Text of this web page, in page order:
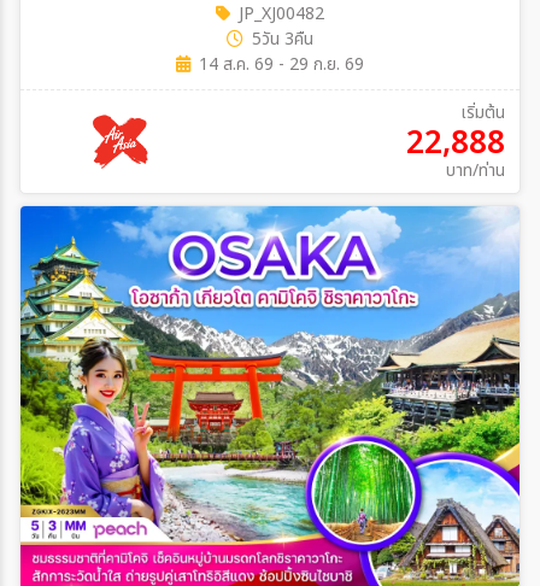
JP_XJ00482
5วัน 3คืน
14 ส.ค. 69 - 29 ก.ย. 69
เริ่มต้น
22,888
บาท/ท่าน